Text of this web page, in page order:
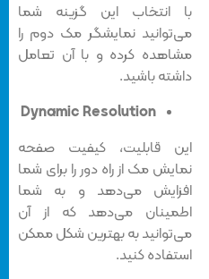
با انتخاب این گزینه شما
می‌توانید نمایشگر مک دوم را
مشاهده کرده و با آن تعامل
داشته باشید.
Dynamic Resolution
این قابلیت، کیفیت صفحه
نمایش مک از راه دور را برای شما
افزایش می‌دهد و به شما
اطمینان می‌دهد که از آن
می‌توانید به بهترین شکل ممکن
استفاده کنید.